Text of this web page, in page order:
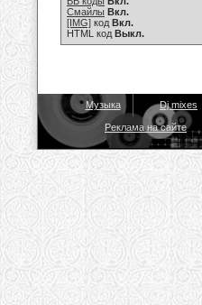
Смайлы Вкл.
[IMG] код Вкл.
HTML код Выкл.
Музыка Dj mixes
Реклама на сайте